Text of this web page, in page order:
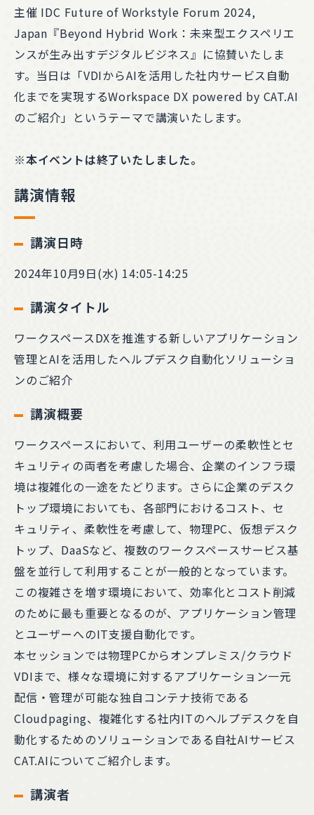
主催 IDC Future of Workstyle Forum 2024,
Japan『Beyond Hybrid Work：未来型エクスペリエ
ンスが生み出すデジタルビジネス』に協賛いたしま
す。当日は「VDIからAIを活用した社内サービス自動
化までを実現するWorkspace DX powered by CAT.AI
のご紹介」というテーマで講演いたします。
※本イベントは終了いたしました。
講演情報
講演日時
2024年10月9日(水) 14:05-14:25
講演タイトル
ワークスペースDXを推進する新しいアプリケーション
管理とAIを活用したヘルプデスク自動化ソリューショ
ンのご紹介
講演概要
ワークスペースにおいて、利用ユーザーの柔軟性とセ
キュリティの両者を考慮した場合、企業のインフラ環
境は複雑化の一途をたどります。さらに企業のデスク
トップ環境においても、各部門におけるコスト、セ
キュリティ、柔軟性を考慮して、物理PC、仮想デスク
トップ、DaaSなど、複数のワークスペースサービス基
盤を並行して利用することが一般的となっています。
この複雑さを増す環境において、効率化とコスト削減
のために最も重要となるのが、アプリケーション管理
とユーザーへのIT支援自動化です。
本セッションでは物理PCからオンプレミス/クラウド
VDIまで、様々な環境に対するアプリケーション一元
配信・管理が可能な独自コンテナ技術である
Cloudpaging、複雑化する社内ITのヘルプデスクを自
動化するためのソリューションである自社AIサービス
CAT.AIについてご紹介します。
講演者